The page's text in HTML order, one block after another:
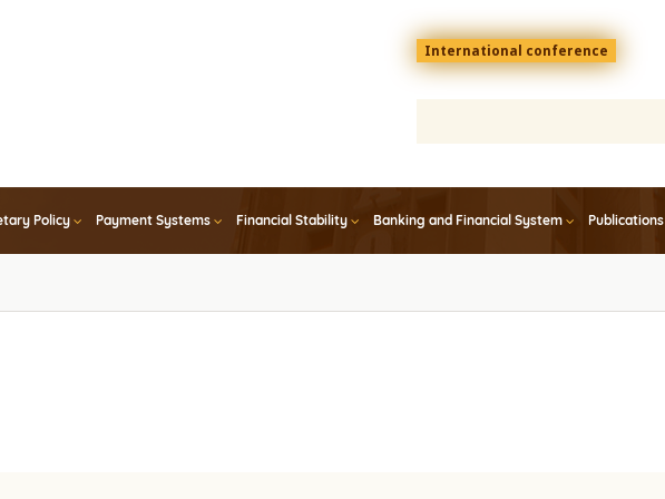
Menu
top
En
International conference
Policy Payment Systems Financial Stability Banking and Financial System Publications